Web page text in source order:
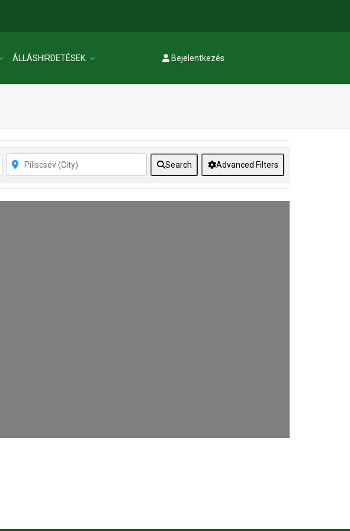
ÁLLÁSHIRDETÉSEK Bejelentkezés
Search Advanced Filters